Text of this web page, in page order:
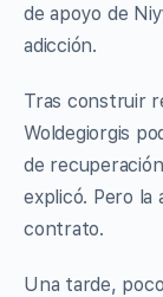
de apoyo de
adicción.
Tras construir
Woldegiorgis
de
explicó. Pero la
contrato.
Una tarde,